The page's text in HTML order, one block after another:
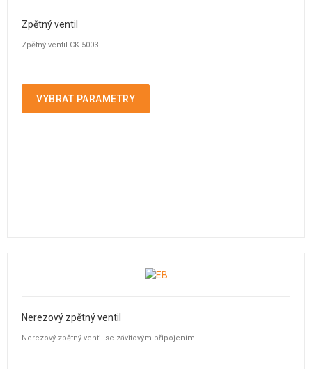
Zpětný ventil
Zpětný ventil CK 5003
VYBRAT PARAMETRY
Nerezový zpětný ventil
Nerezový zpětný ventil se závitovým připojením